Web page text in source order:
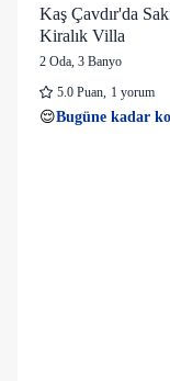
Kaş Çavdır'da
Kiralık Villa
2 Oda, 3 Banyo
5.0 Puan, 1 yorum
👀Son 1 saatte55
58 kişi